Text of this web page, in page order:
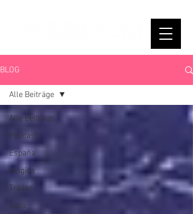
BLOG
Alle Beiträge
Podcast
España
Bélgica
Trailer
Italia
Alle Beiträge